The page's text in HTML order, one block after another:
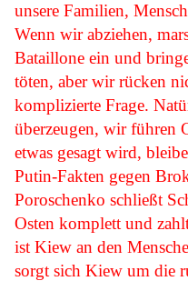
unsere Familien,
Wenn wir abziehen,
Bataillone ein und
töten, aber wir rücken
komplizierte Frage.
überzeugen, wir führen
etwas gesagt wird,
Putin-Fakten gegen
Poroschenko schließt
Osten komplett und
ist Kiew an den
sorgt sich Kiew um die